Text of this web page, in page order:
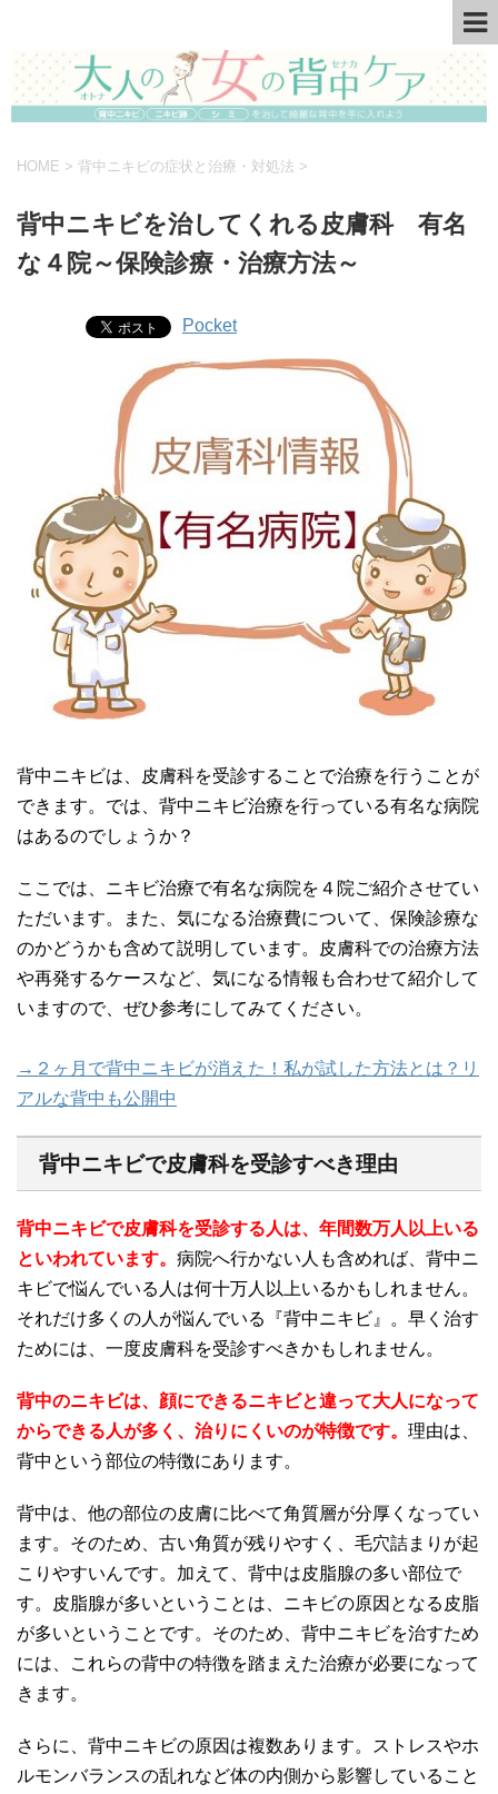
HOME > 背中ニキビの症状と治療・対処法 >
背中ニキビを治してくれる皮膚科 有名
な４院～保険診療・治療方法～
Pocket
背中ニキビは、皮膚科を受診することで治療を行うことが
できます。では、背中ニキビ治療を行っている有名な病院
はあるのでしょうか？
ここでは、ニキビ治療で有名な病院を４院ご紹介させてい
ただいます。また、気になる治療費について、保険診療な
のかどうかも含めて説明しています。皮膚科での治療方法
や再発するケースなど、気になる情報も合わせて紹介して
いますので、ぜひ参考にしてみてください。
→２ヶ月で背中ニキビが消えた！私が試した方法とは？リ
アルな背中も公開中
背中ニキビで皮膚科を受診すべき理由
背中ニキビで皮膚科を受診する人は、年間数万人以上いる
といわれています。 病院へ行かない人も含めれば、背中ニ
キビで悩んでいる人は何十万人以上いるかもしれません。
それだけ多くの人が悩んでいる『背中ニキビ』。早く治す
ためには、一度皮膚科を受診すべきかもしれません。
背中のニキビは、顔にできるニキビと違って大人になって
からできる人が多く、治りにくいのが特徴です。 理由は、
背中という部位の特徴にあります。
背中は、他の部位の皮膚に比べて角質層が分厚くなってい
ます。そのため、古い角質が残りやすく、毛穴詰まりが起
こりやすいんです。加えて、背中は皮脂腺の多い部位で
す。皮脂腺が多いということは、ニキビの原因となる皮脂
が多いということです。そのため、背中ニキビを治すため
には、これらの背中の特徴を踏まえた治療が必要になって
きます。
さらに、背中ニキビの原因は複数あります。ストレスやホ
ルモンバランスの乱れなど体の内側から影響していること